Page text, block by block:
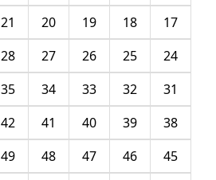
17
18
19
20
21
24
25
26
27
28
31
32
33
34
35
38
39
40
41
42
45
46
47
48
49